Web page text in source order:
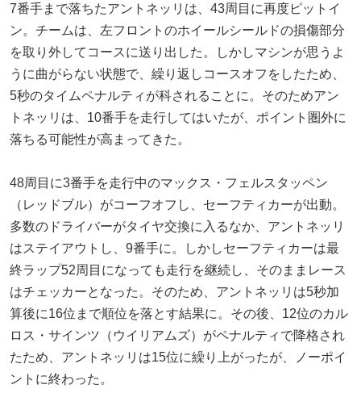
7番手まで落ちたアントネッリは、43周目に再度ピットイ
ン。チームは、左フロントのホイールシールドの損傷部分
を取り外してコースに送り出した。しかしマシンが思うよ
うに曲がらない状態で、繰り返しコースオフをしたため、
5秒のタイムペナルティが科されることに。そのためアン
トネッリは、10番手を走行してはいたが、ポイント圏外に
落ちる可能性が高まってきた。
48周目に3番手を走行中のマックス・フェルスタッペン
（レッドブル）がコーフオフし、セーフティカーが出動。
多数のドライバーがタイヤ交換に入るなか、アントネッリ
はステイアウトし、9番手に。しかしセーフティカーは最
終ラップ52周目になっても走行を継続し、そのままレース
はチェッカーとなった。そのため、アントネッリは5秒加
算後に16位まで順位を落とす結果に。その後、12位のカル
ロス・サインツ（ウイリアムズ）がペナルティで降格され
たため、アントネッリは15位に繰り上がったが、ノーポイ
ントに終わった。